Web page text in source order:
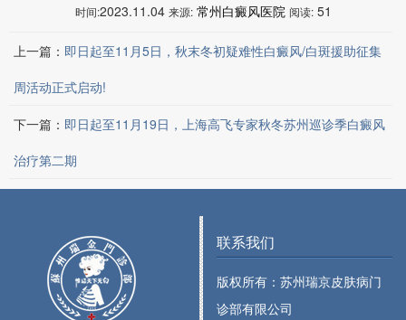
时间:2023.11.04 来源: 常州白癜风医院 阅读: 51
上一篇： 即日起至11月5日，秋末冬初疑难性白癜风/白斑援助征集
周活动正式启动!
下一篇： 即日起至11月19日，上海高飞专家秋冬苏州巡诊季白癜风
治疗第二期
联系我们
版权所有：苏州瑞京皮肤病门
诊部有限公司